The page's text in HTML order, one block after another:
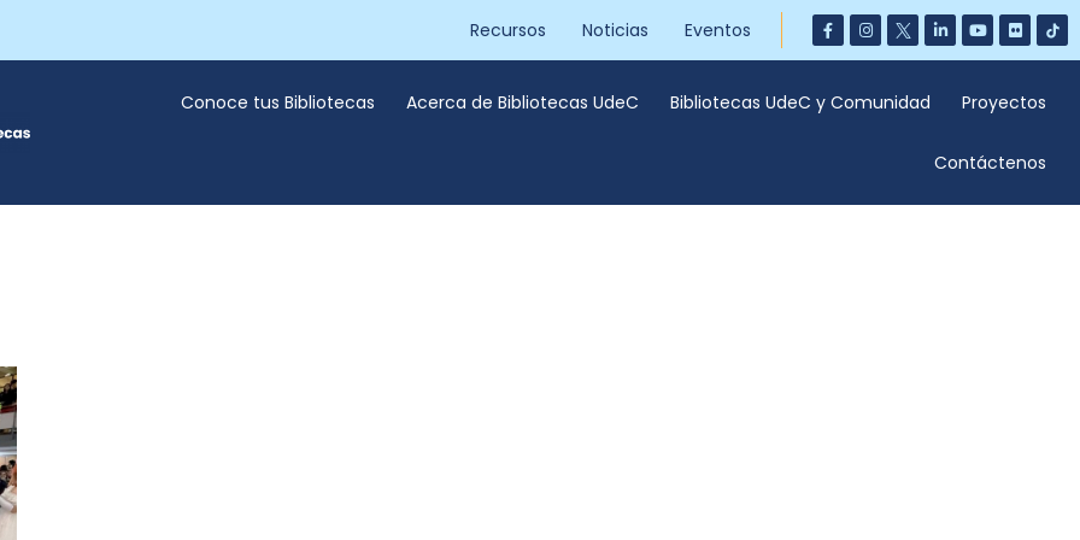
Recursos Noticias Eventos
Conoce tus Bibliotecas Acerca de Bibliotecas UdeC Bibliotecas UdeC y Comunidad Proyectos
Contáctenos